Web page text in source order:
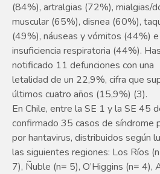
(84%), artralgias (72%), mialgias/
muscular (65%), disnea (60%),
(49%), náuseas y vómitos (44%) e
insuficiencia respiratoria (44%).
notificado 11 defunciones con una
letalidad de un 22,9%, cifra que
últimos cuatro años (15,9%) (3).
En Chile, entre la SE 1 y la SE 45
confirmado 35 casos de síndrome
por hantavirus, distribuidos según
las siguientes regiones: Los Ríos
7), Ñuble (n= 5), O’Higgins (n= 4),